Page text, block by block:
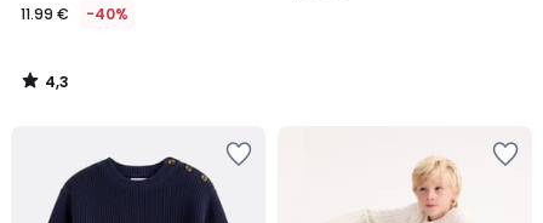
11.99 € -40%
4,3
/